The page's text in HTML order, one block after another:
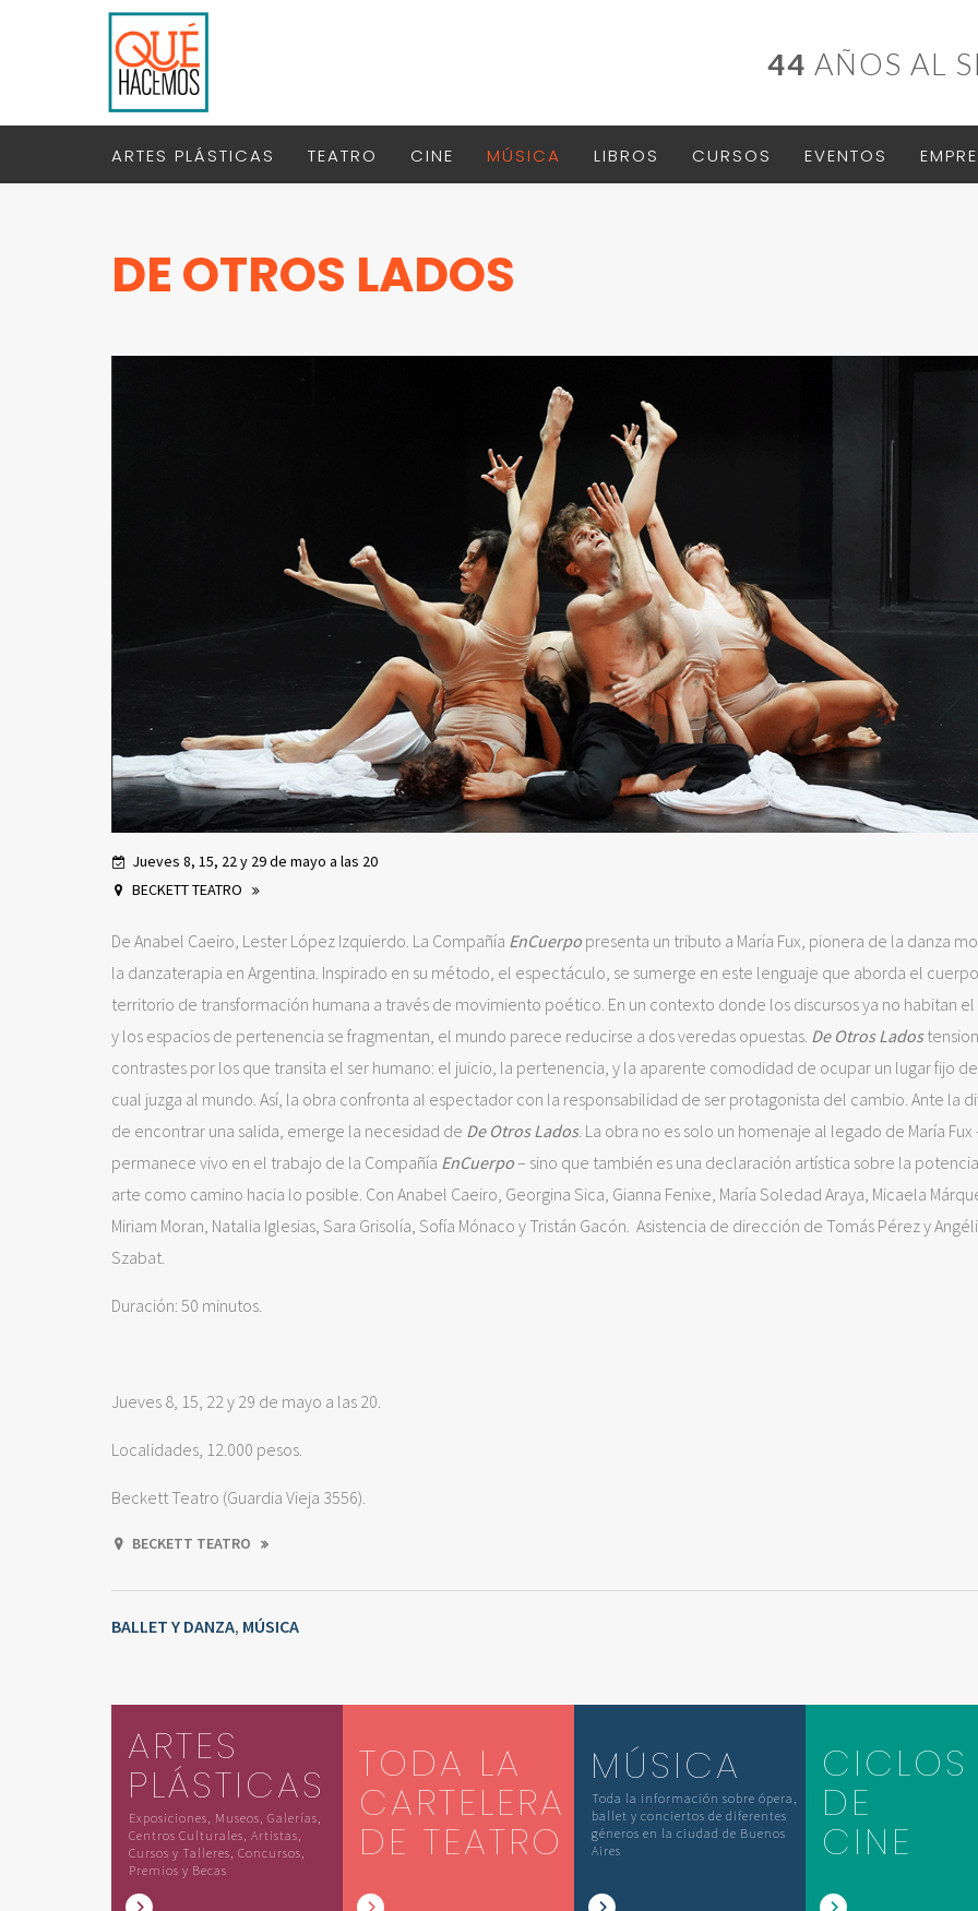
44 AÑOS AL
ARTES PLÁSTICAS TEATRO CINE MÚSICA LIBROS CURSOS EVENTOS
DE OTROS LADOS
Jueves 8, 15, 22 y 29 de mayo a las 20
BECKETT TEATRO
De Anabel Caeiro, Lester López Izquierdo. La Compañía EnCuerpo presenta un tributo a María Fux, pionera de la danza
la danzaterapia en Argentina. Inspirado en su método, el espectáculo, se sumerge en este lenguaje que aborda el
territorio de transformación humana a través de movimiento poético. En un contexto donde los discursos ya no habitan
y los espacios de pertenencia se fragmentan, el mundo parece reducirse a dos veredas opuestas. De Otros Lados
contrastes por los que transita el ser humano: el juicio, la pertenencia, y la aparente comodidad de ocupar un lugar fijo
cual juzga al mundo. Así, la obra confronta al espectador con la responsabilidad de ser protagonista del cambio. Ante la
de encontrar una salida, emerge la necesidad de De Otros Lados. La obra no es solo un homenaje al legado de María Fux
permanece vivo en el trabajo de la Compañía EnCuerpo– sino que también es una declaración artística sobre la
arte como camino hacia lo posible. Con Anabel Caeiro, Georgina Sica, Gianna Fenixe, María Soledad Araya, Micaela
Miriam Moran, Natalia Iglesias, Sara Grisolía, Sofía Mónaco y Tristán Gacón. Asistencia de dirección de Tomás Pérez y
Szabat.
Duración: 50 minutos.
Jueves 8, 15, 22 y 29 de mayo a las 20.
Localidades, 12.000 pesos.
Beckett Teatro (Guardia Vieja 3556).
BECKETT TEATRO
BALLET Y DANZA, MÚSICA
ARTES
PLÁSTICAS
Exposiciones, Museos, Galerías,
Centros Culturales, Artistas,
Cursos y Talleres, Concursos,
Premios y Becas
TODA LA
CARTELERA
DE TEATRO
MÚSICA
Toda la información sobre ópera,
ballet y conciertos de diferentes
géneros en la ciudad de Buenos
Aires
CICLOS
DE
CINE